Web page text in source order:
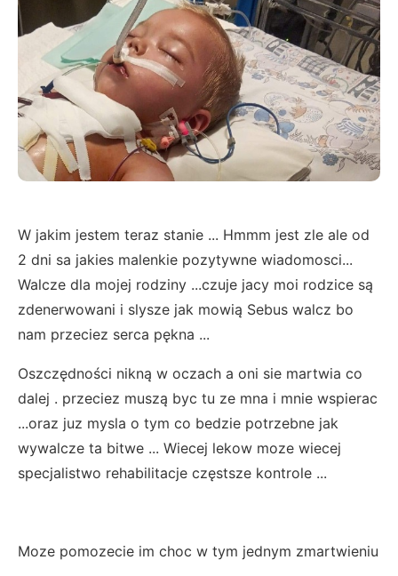
W jakim jestem teraz stanie ... Hmmm jest zle ale od
2 dni sa jakies malenkie pozytywne wiadomosci...
Walcze dla mojej rodziny ...czuje jacy moi rodzice są
zdenerwowani i slysze jak mowią Sebus walcz bo
nam przeciez serca pękna ...
Oszczędności nikną w oczach a oni sie martwia co
dalej . przeciez muszą byc tu ze mna i mnie wspierac
...oraz juz mysla o tym co bedzie potrzebne jak
wywalcze ta bitwe ... Wiecej lekow moze wiecej
specjalistwo rehabilitacje częstsze kontrole ...
Moze pomozecie im choc w tym jednym zmartwieniu